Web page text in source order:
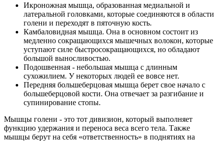
Икроножная мышца, образованная медиальной и
латеральной головками, которые соединяются в области
голени и переходят в пяточную кость.
Камбаловидная мышца. Она в основном состоит из
медленно сокращающихся мышечных волокон, которые
уступают силе быстросокращающихся, но обладают
большой выносливостью.
Подошвенная - небольшая мышца с длинным
сухожилием. У некоторых людей ее вовсе нет.
Передняя большеберцовая мышца берет свое начало с
большеберцовой кости. Она отвечает за разгибание и
супинирование стопы.
Мышцы голени - это тот дивизион, который выполняет
функцию удержания и переноса веса всего тела. Также
мышцы берут на себя «ответственность» в поднятиях на